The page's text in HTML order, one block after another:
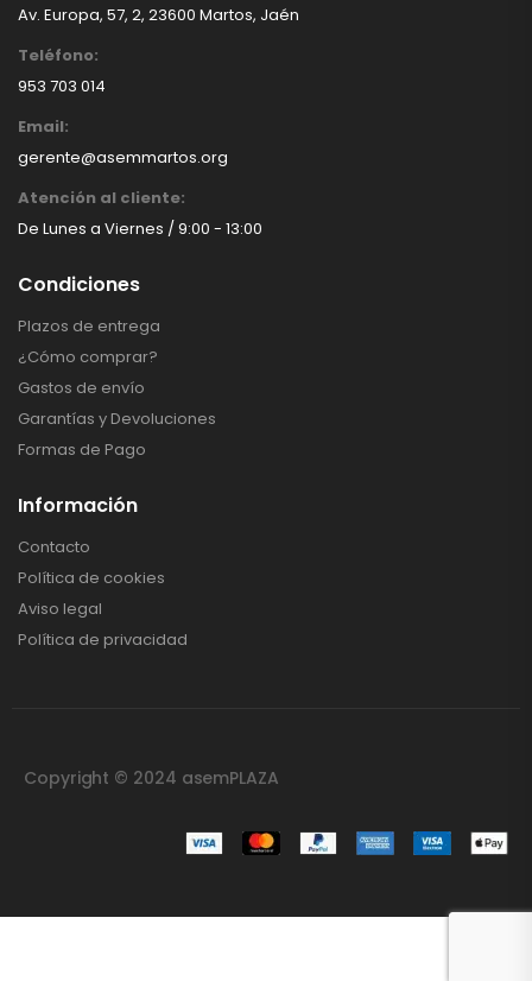
1
4
Teléfono:
953 703 014
Email:
gerente@asemmartos.org
Av. Europa, 57, 2, 23600 Martos, Jaén
Atención al cliente:
De Lunes a Viernes / 9:00 - 13:00
Condiciones
Plazos de entrega
¿Cómo comprar?
Gastos de envío
Garantías y Devoluciones
Formas de Pago
Información
Contacto
Política de cookies
Aviso legal
Política de privacidad
Copyright © 2024 asemPLAZA